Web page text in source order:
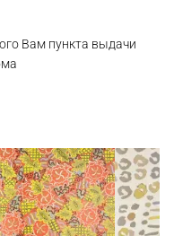
Вам пункта выдачи